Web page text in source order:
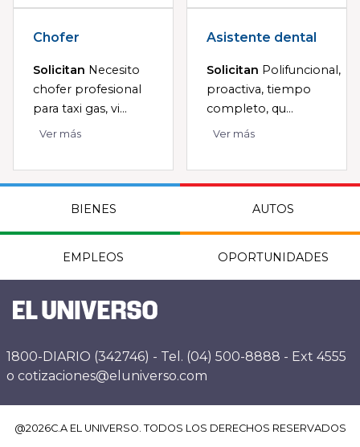
Chofer
Solicitan Necesito
chofer profesional
para taxi gas, vi...
Ver más
Asistente dental
Solicitan Polifuncional,
proactiva, tiempo
completo, qu...
Ver más
BIENES AUTOS
EMPLEOS OPORTUNIDADES
1800-DIARIO (342746) - Tel. (04) 500-8888 - Ext 4555
o cotizaciones@eluniverso.com
@2026C.A EL UNIVERSO. TODOS LOS DERECHOS RESERVADOS